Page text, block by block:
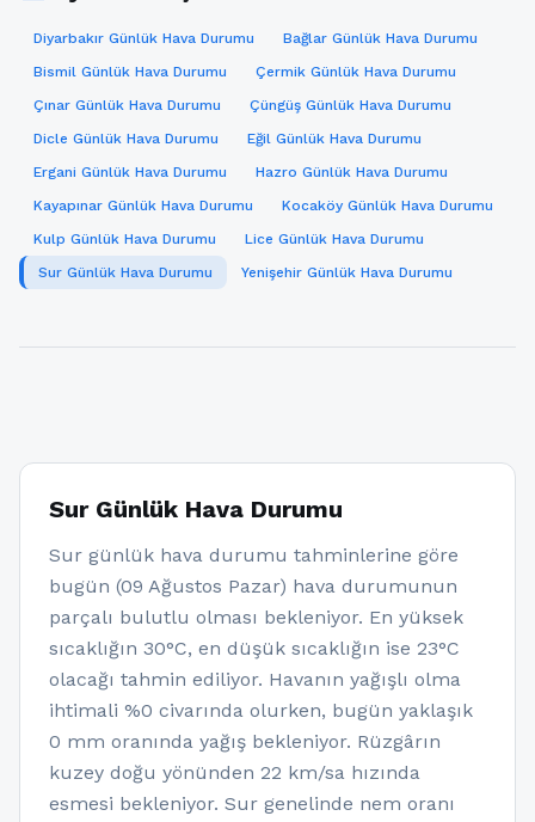
Diyarbakır Günlük Hava Durumu
Bağlar Günlük Hava Durumu
Bismil Günlük Hava Durumu
Çermik Günlük Hava Durumu
Çınar Günlük Hava Durumu
Çüngüş Günlük Hava Durumu
Dicle Günlük Hava Durumu
Eğil Günlük Hava Durumu
Ergani Günlük Hava Durumu
Hazro Günlük Hava Durumu
Kayapınar Günlük Hava Durumu
Kocaköy Günlük Hava Durumu
Kulp Günlük Hava Durumu
Lice Günlük Hava Durumu
Sur Günlük Hava Durumu
Yenişehir Günlük Hava Durumu
Sur Günlük Hava Durumu
Sur günlük hava durumu tahminlerine göre
bugün (09 Ağustos Pazar) hava durumunun
parçalı bulutlu olması bekleniyor. En yüksek
sıcaklığın 30°C, en düşük sıcaklığın ise 23°C
olacağı tahmin ediliyor. Havanın yağışlı olma
ihtimali %0 civarında olurken, bugün yaklaşık
0 mm oranında yağış bekleniyor. Rüzgârın
kuzey doğu yönünden 22 km/sa hızında
esmesi bekleniyor. Sur genelinde nem oranı